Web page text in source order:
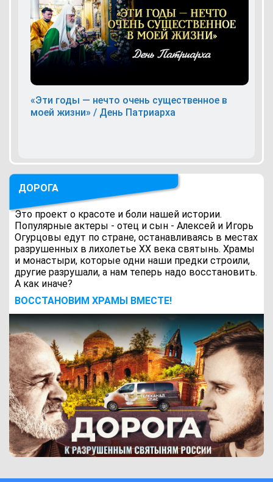
«Эти годы — нечто очень существенное в
моей жизни» / День Патриарха
ДОРОГА
Это проект о красоте и боли нашей истории.
Популярные актеры - отец и сын - Алексей и Игорь
Огурцовы едут по стране, останавливаясь в местах
разрушенных в лихолетье ХХ века святынь. Храмы
и монастыри, которые одни наши предки строили,
другие разрушали, а нам теперь надо восстановить.
А как иначе?
ВОCСТАНОВИМ ХРАМЫ ВМЕСТЕ!